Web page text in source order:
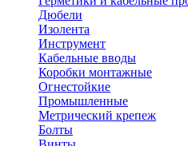
Дюбели
Изолента
Инструмент
Кабельные вводы
Коробки монтажные
Огнестойкие
Промышленные
Метрический крепеж
Болты